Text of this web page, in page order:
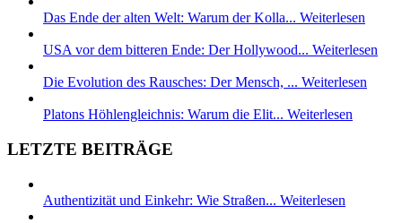
Das Ende der alten Welt: Warum der Kolla... Weiterlesen
USA vor dem bitteren Ende: Der Hollywood... Weiterlesen
Die Evolution des Rausches: Der Mensch, ... Weiterlesen
Platons Höhlengleichnis: Warum die Elit... Weiterlesen
LETZTE BEITRÄGE
Authentizität und Einkehr: Wie Straßen... Weiterlesen